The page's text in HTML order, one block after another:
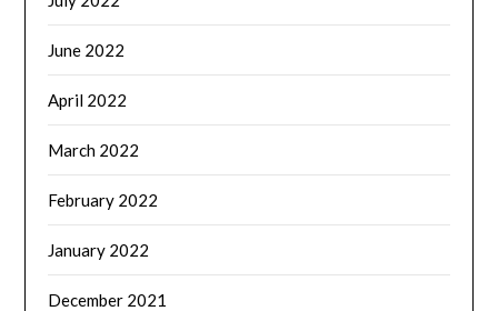
June 2022
April 2022
March 2022
February 2022
January 2022
December 2021